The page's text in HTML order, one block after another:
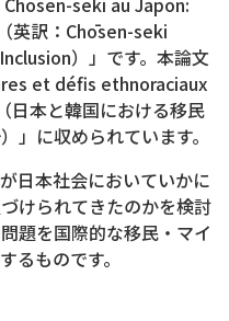
英訳：Chōsen-seki
）」です。本論文
et défis ethnoraciaux
本と韓国における移民
」に収められています。
日本社会においていかに
けられてきたのかを検討
題を国際的な移民・マイ
るものです。